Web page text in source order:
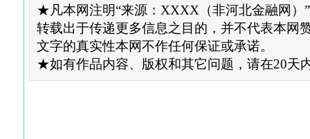
★凡本网注明“来源：XXXX（非河北金融网）
转载出于传递更多信息之目的，并不代表本网
文字的真实性本网不作任何保证或承诺。
★如有作品内容、版权和其它问题，请在20天